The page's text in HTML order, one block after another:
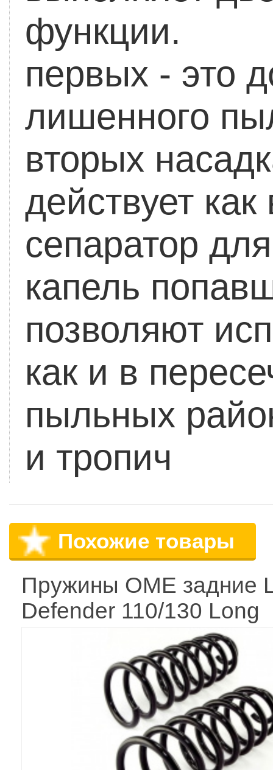
первых - это
лишенного
вторых
действует
сепаратор
капель
позволяют
как и в
пыльных
и тропич
Похожие товары
Пружины OME задние
Defender 110/130 Long